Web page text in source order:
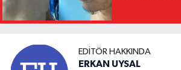
EDITÖR HAKKINDA
ERKAN UYSAL